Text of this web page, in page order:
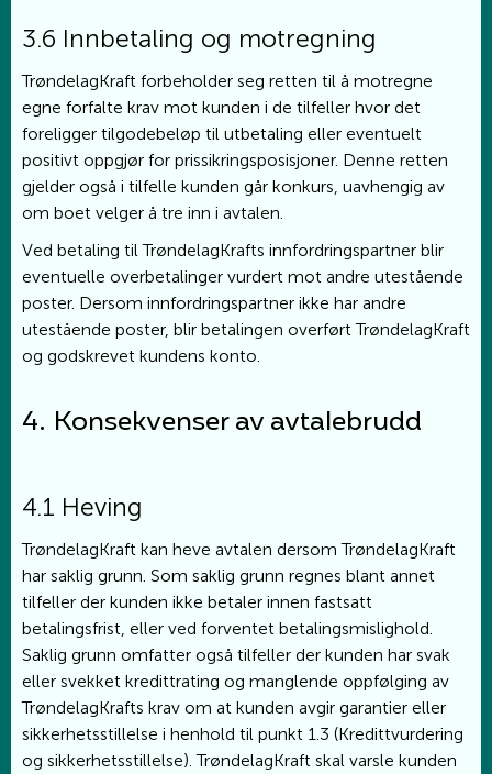
3.6 Innbetaling og motregning
TrøndelagKraft forbeholder seg retten til å motregne
egne forfalte krav mot kunden i de tilfeller hvor det
foreligger tilgodebeløp til utbetaling eller eventuelt
positivt oppgjør for prissikringsposisjoner. Denne retten
gjelder også i tilfelle kunden går konkurs, uavhengig av
om boet velger å tre inn i avtalen.
Ved betaling til TrøndelagKrafts innfordringspartner blir
eventuelle overbetalinger vurdert mot andre utestående
poster. Dersom innfordringspartner ikke har andre
utestående poster, blir betalingen overført TrøndelagKraft
og godskrevet kundens konto.
4. Konsekvenser av avtalebrudd
4.1 Heving
TrøndelagKraft kan heve avtalen dersom TrøndelagKraft
har saklig grunn. Som saklig grunn regnes blant annet
tilfeller der kunden ikke betaler innen fastsatt
betalingsfrist, eller ved forventet betalingsmislighold.
Saklig grunn omfatter også tilfeller der kunden har svak
eller svekket kredittrating og manglende oppfølging av
TrøndelagKrafts krav om at kunden avgir garantier eller
sikkerhetsstillelse i henhold til punkt 1.3 (Kredittvurdering
og sikkerhetsstillelse). TrøndelagKraft skal varsle kunden